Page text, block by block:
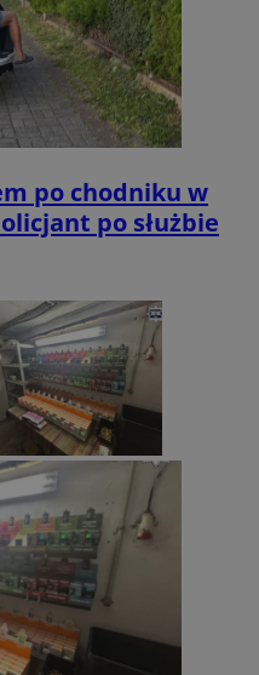
po chodniku w
po służbie